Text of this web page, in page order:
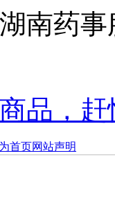
湖南药
品，
首页网站声明